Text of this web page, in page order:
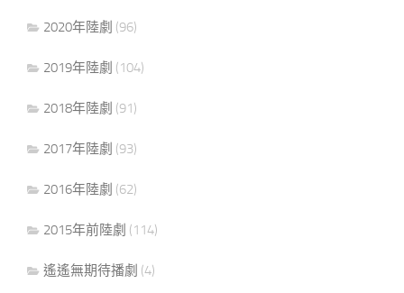
2020年陸劇 (96)
2019年陸劇 (104)
2018年陸劇 (91)
2017年陸劇 (93)
2016年陸劇 (62)
2015年前陸劇 (114)
遙遙無期待播劇 (4)